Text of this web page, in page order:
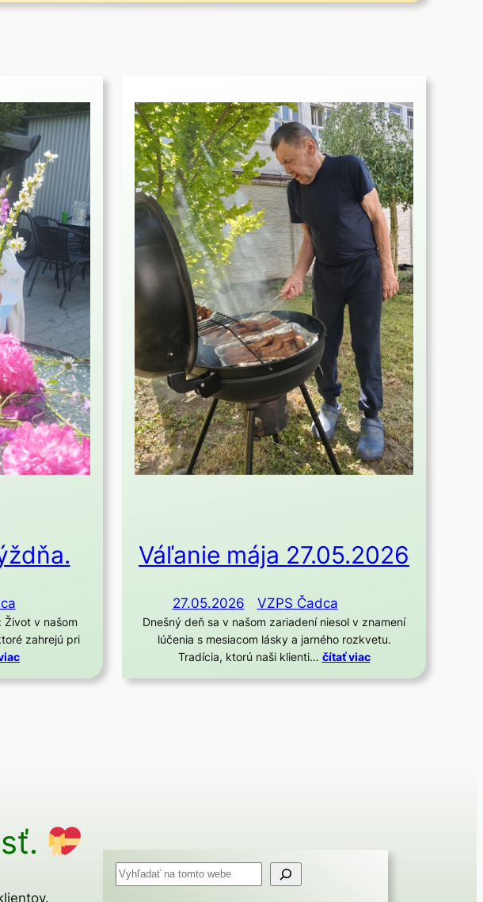
Život v našom
zahrejú pri
Váľanie mája 27.05.2026
27.05.2026 VZPS Čadca
Dnešný deň sa v našom zariadení niesol v znamení
lúčenia s mesiacom lásky a jarného rozkvetu.
Tradícia, ktorú naši klienti… čítať viac
H